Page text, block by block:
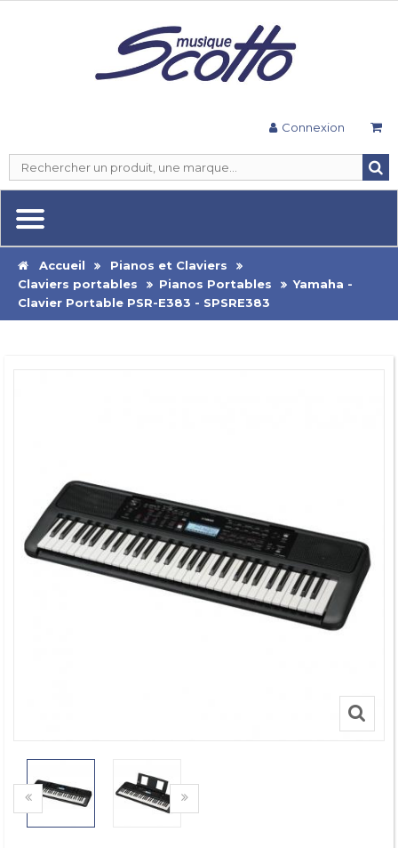
Connexion
Accueil
Pianos et Claviers
Claviers portables
Pianos Portables
Yamaha -
Clavier Portable PSR-E383 - SPSRE383